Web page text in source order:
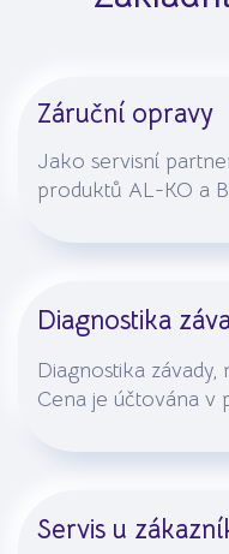
Záruční opravy
Jako servisní
produktů AL-KO a
Diagnostika
Diagnostika závady,
Cena je účtována v
Servis u